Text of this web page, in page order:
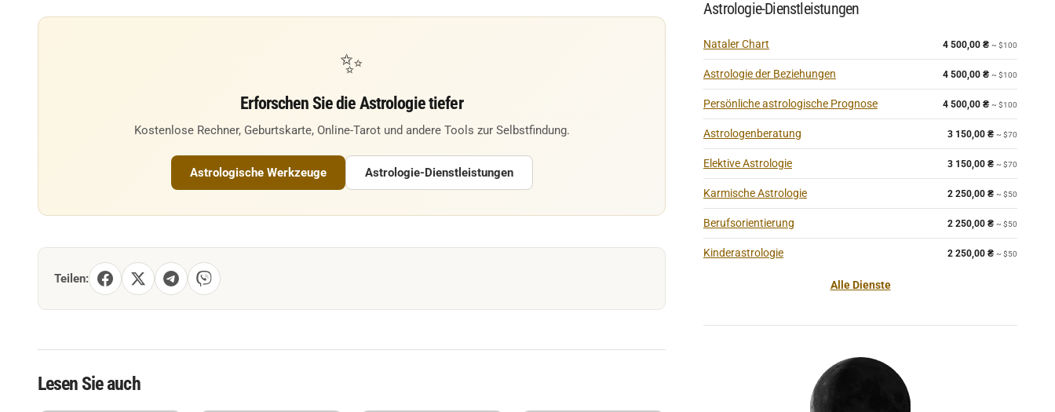
✨
Erforschen Sie die Astrologie tiefer
Kostenlose Rechner, Geburtskarte, Online-Tarot und andere Tools zur Selbstfindung.
Astrologische Werkzeuge Astrologie-Dienstleistungen
Teilen:
Lesen Sie auch
Astrologie-Dienstleistungen
Nataler Chart 4 500,00 ₴ ~ $100
Astrologie der Beziehungen 4 500,00 ₴ ~ $100
Persönliche astrologische Prognose 4 500,00 ₴ ~ $100
Astrologenberatung 3 150,00 ₴ ~ $70
Elektive Astrologie 3 150,00 ₴ ~ $70
Karmische Astrologie 2 250,00 ₴ ~ $50
Berufsorientierung 2 250,00 ₴ ~ $50
Kinderastrologie 2 250,00 ₴ ~ $50
Alle Dienste